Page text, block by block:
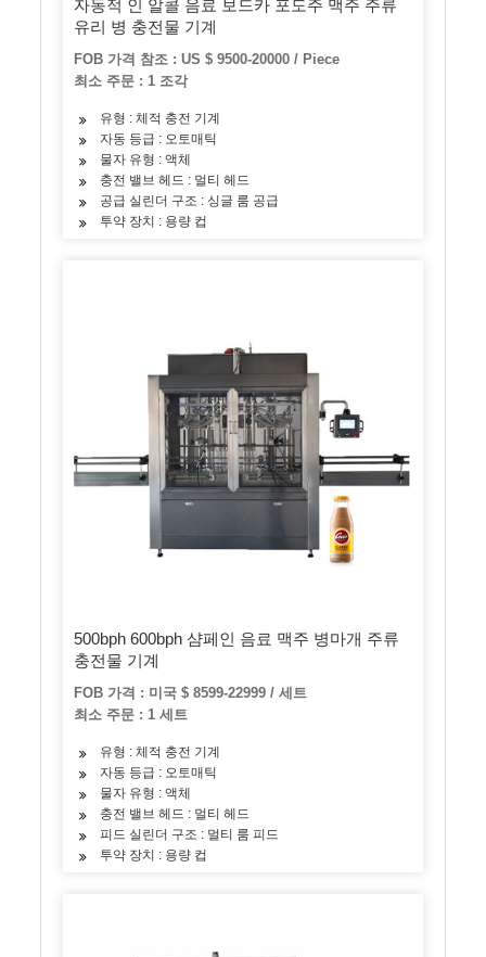
자동적 인 알콜 음료 보드카 포도주 맥주 주류
유리 병 충전물 기계
FOB 가격 참조 : US $ 9500-20000 / Piece
최소 주문 : 1 조각
유형 : 체적 충전 기계
자동 등급 : 오토매틱
물자 유형 : 액체
충전 밸브 헤드 : 멀티 헤드
공급 실린더 구조 : 싱글 룸 공급
투약 장치 : 용량 컵
500bph 600bph 샴페인 음료 맥주 병마개 주류
충전물 기계
FOB 가격 : 미국 $ 8599-22999 / 세트
최소 주문 : 1 세트
유형 : 체적 충전 기계
자동 등급 : 오토매틱
물자 유형 : 액체
충전 밸브 헤드 : 멀티 헤드
피드 실린더 구조 : 멀티 룸 피드
투약 장치 : 용량 컵